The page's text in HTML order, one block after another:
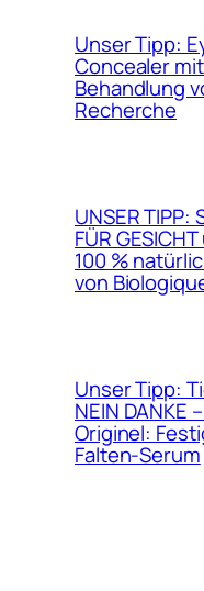
Unser Tipp:
Concealer
Behandlung
Recherche
UNSER TIPP:
FÜR
100 %
von
Unser Tipp:
NEIN DANKE
Originel:
Falten-Serum